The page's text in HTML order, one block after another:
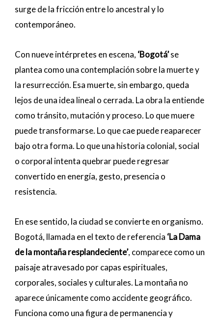
surge de la fricción entre lo ancestral y lo
contemporáneo.
Con nueve intérpretes en escena, ‘Bogotá’se
plantea como una contemplación sobre la muerte y
la resurrección. Esa muerte, sin embargo, queda
lejos de una idea lineal o cerrada. La obra la entiende
como tránsito, mutación y proceso. Lo que muere
puede transformarse. Lo que cae puede reaparecer
bajo otra forma. Lo que una historia colonial, social
o corporal intenta quebrar puede regresar
convertido en energía, gesto, presencia o
resistencia.
En ese sentido, la ciudad se convierte en organismo.
Bogotá, llamada en el texto de referencia ‘La Dama
de la montaña resplandeciente’, comparece como un
paisaje atravesado por capas espirituales,
corporales, sociales y culturales. La montaña no
aparece únicamente como accidente geográfico.
Funciona como una figura de permanencia y